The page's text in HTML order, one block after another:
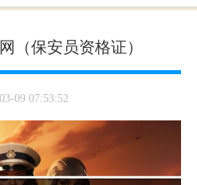
（保安员资格证）
09 07:53:52